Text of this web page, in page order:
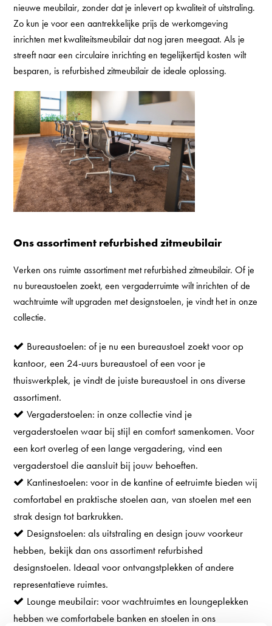
nieuwe meubilair, zonder dat je inlevert op kwaliteit of uitstraling.
Zo kun je voor een aantrekkelijke prijs de werkomgeving
inrichten met kwaliteitsmeubilair dat nog jaren meegaat. Als je
streeft naar een circulaire inrichting en tegelijkertijd kosten wilt
besparen, is refurbished zitmeubilair de ideale oplossing.
Ons assortiment refurbished zitmeubilair
Verken ons ruimte assortiment met refurbished zitmeubilair. Of je
nu bureaustoelen zoekt, een vergaderruimte wilt inrichten of de
wachtruimte wilt upgraden met designstoelen, je vindt het in onze
collectie.
Bureaustoelen: of je nu een bureaustoel zoekt voor op
kantoor, een 24-uurs bureaustoel of een voor je
thuiswerkplek, je vindt de juiste bureaustoel in ons diverse
assortiment.
Vergaderstoelen: in onze collectie vind je
vergaderstoelen waar bij stijl en comfort samenkomen. Voor
een kort overleg of een lange vergadering, vind een
vergaderstoel die aansluit bij jouw behoeften.
Kantinestoelen: voor in de kantine of eetruimte bieden wij
comfortabel en praktische stoelen aan, van stoelen met een
strak design tot barkrukken.
Designstoelen: als uitstraling en design jouw voorkeur
hebben, bekijk dan ons assortiment refurbished
designstoelen. Ideaal voor ontvangstplekken of andere
representatieve ruimtes.
Lounge meubilair: voor wachtruimtes en loungeplekken
hebben we comfortabele banken en stoelen in ons